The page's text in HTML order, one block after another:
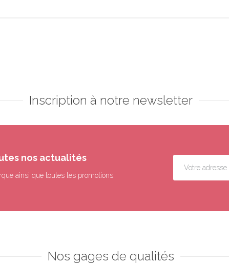
Inscription à notre newsletter
nos actualités
ainsi que toutes les promotions.
Nos gages de qualités